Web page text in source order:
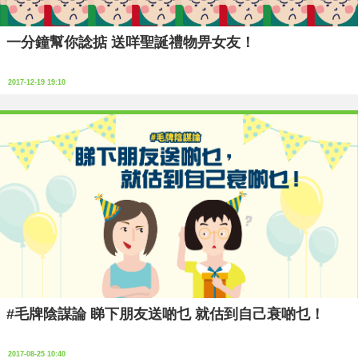
一分鐘幫你諗掂 送咩聖誕禮物畀女友！
2017-12-19 19:10
#毛牌陰謀論 睇下朋友送啲乜 就估到自己衰啲乜！
2017-08-25 10:40